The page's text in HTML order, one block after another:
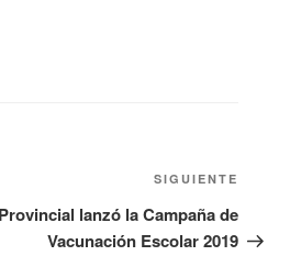
SIGUIENTE
lanzó la Campaña de
Vacunación Escolar 2019